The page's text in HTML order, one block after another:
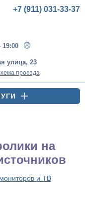
19:00
+7 (911) 031-33-37
улица, 23
проезда
на
и ТВ